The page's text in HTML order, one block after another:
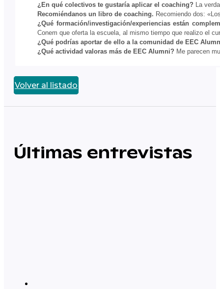
¿En qué colectivos te gustaría aplicar el coaching? La
Recomiéndanos un libro de coaching. Recomiendo dos:
¿Qué formación/investigación/experiencias están
Conem que oferta la escuela, al mismo tiempo que realizo el
¿Qué podrías aportar de ello a la comunidad de EEC
¿Qué actividad valoras más de EEC Alumni? Me parecen
Volver al listado
Últimas entrevistas